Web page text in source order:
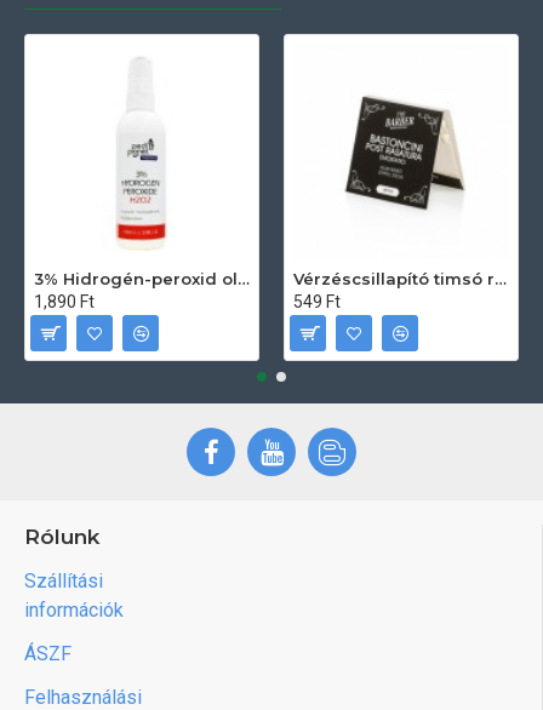
3% Hidrogén-peroxid oldat (sebfertőtlenítő) 100ml
1,890 Ft
Vérzéscsillapító timsó rúd 20db
549 Ft
Rólunk
Szállítási
információk
ÁSZF
Felhasználási